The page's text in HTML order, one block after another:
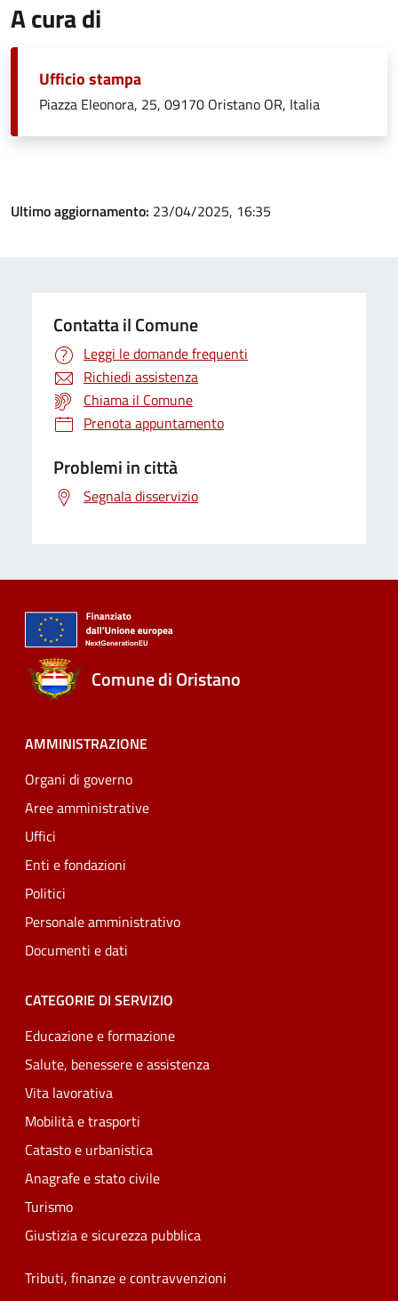
A cura di
Ufficio stampa
Piazza Eleonora, 25, 09170 Oristano OR, Italia
Ultimo aggiornamento: 23/04/2025, 16:35
Contatta il Comune
Leggi le domande frequenti
Richiedi assistenza
Chiama il Comune
Prenota appuntamento
Problemi in città
Segnala disservizio
Comune di Oristano
AMMINISTRAZIONE
Organi di governo
Aree amministrative
Uffici
Enti e fondazioni
Politici
Personale amministrativo
Documenti e dati
CATEGORIE DI SERVIZIO
Educazione e formazione
Salute, benessere e assistenza
Vita lavorativa
Mobilità e trasporti
Catasto e urbanistica
Anagrafe e stato civile
Turismo
Giustizia e sicurezza pubblica
Tributi, finanze e contravvenzioni